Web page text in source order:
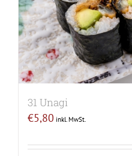
31 Unagi
€5,80 inkl. MwSt.